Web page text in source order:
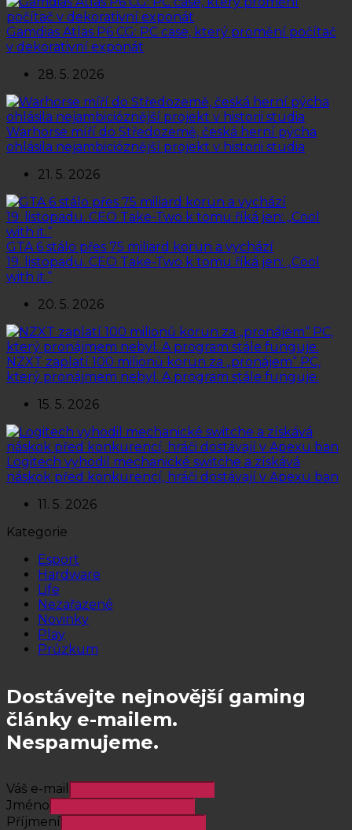
Gamdias Atlas P6 CG: PC case, který promění počítač
v dekorativní exponát
28. 5. 2026
Warhorse míří do Středozemě, česká herní pýcha
ohlásila nejambicióznější projekt v historii studia
21. 5. 2026
GTA 6 stálo přes 75 miliard korun a vychází
19. listopadu. CEO Take-Two k tomu říká jen: „Cool
with it.“
20. 5. 2026
NZXT zaplatí 100 milionů korun za „pronájem“ PC,
který pronájmem nebyl. A program stále funguje.
15. 5. 2026
Logitech vyhodil mechanické switche a získává
náskok před konkurencí, hráči dostávají v Apexu ban
11. 5. 2026
Kategorie
Esport
Hardware
Life
Nezařazené
Novinky
Play
Průzkum
Dostávejte nejnovější gaming
články e-mailem.
Nespamujeme.
Váš e-mail
Jméno
Příjmení